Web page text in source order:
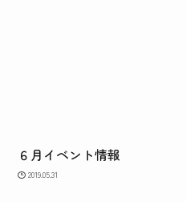
６月イベント情報
2019.05.31